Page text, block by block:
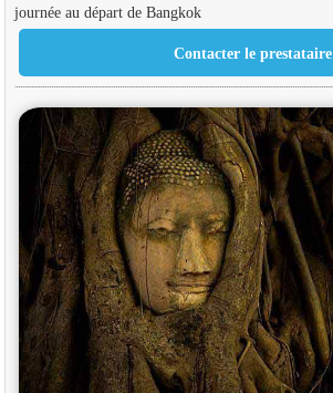
journée au départ de Bangkok
Contacter le prestataire